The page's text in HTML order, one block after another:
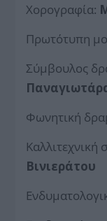
Χορογραφία:
Πρωτότυπη
Σύμβουλος
Φωνητική
Καλλιτεχνική
Βινιεράτου